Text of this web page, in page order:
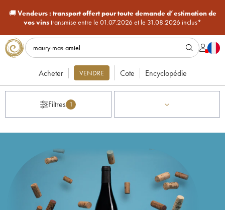
🚚Vendeurs : transport offert pour toute demande d’estimation de
vos vinstransmise entre le 01.07.2026 et le 31.08.2026 inclus*
Acheter VENDRE Cote Encyclopédie
Filtres 1